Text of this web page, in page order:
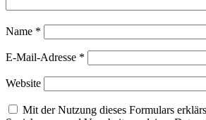
Name *
E-Mail-Adresse *
Website
Mit der Nutzung dieses Formulars